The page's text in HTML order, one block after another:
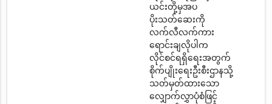
ယင်းတို့မှအပ
ပိုးသတ်ဆေးကို
လက်လီလက်ကား
ရောင်းချလိုပါက
လိုင်စင်ရရှိရေးအတွက်
စိုက်ပျိုးရေးဦးစီးဌာနသို့
သတ်မှတ်ထားသော
လျှောက်လွှာပုံစံဖြင့်